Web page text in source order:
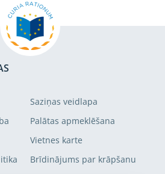
Saziņas veidlapa
Palātas apmeklēšana
Vietnes karte
Brīdinājums par krāpšanu